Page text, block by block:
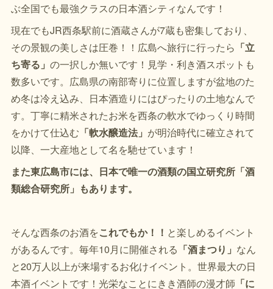
ぶ全国でも最強クラスの日本酒シティなんです！
現在でもJR西条駅前に酒蔵さんが7蔵も密集しており、
その景観の美しさは圧巻！！広島へ旅行に行ったら 「立
ち寄る」の一択しか無いです！見学・利き酒スポットも
数多いです。広島県の南部寄りに位置しますが盆地のた
め冬は冷え込み、日本酒造りにはぴったりの土地なんで
す。丁寧に精米されたお米を西条の軟水でゆっくり時間
をかけて仕込む 「軟水醸造法」 が明治時代に確立されて
以降、一大産地として名を馳せています！
また東広島市には、日本で唯一の酒類の国立研究所「酒
類総合研究所」もあります。
そんな西条のお酒をこれでもか！！ と楽しめるイベント
があるんです。毎年10月に開催される 「酒まつり」 なん
と20万人以上が来場するお化けイベント。世界最大の日
本酒イベントです！光栄なことにきき酒師の漫才師 「に